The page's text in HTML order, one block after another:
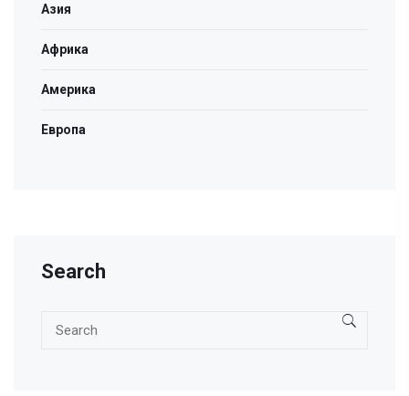
Азия
Африка
Америка
Европа
Search